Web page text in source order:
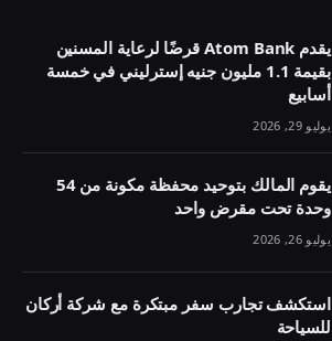
يقدم Atom Bank قرضًا لرعاية المسنين
بقيمة 1.1 مليون جنيه إسترليني في خمسة
أسابيع
يوليو 29, 2026
يقوم المالك بتوحيد محفظة مكونة من 54
وحدة تحت مقرض واحد
يوليو 26, 2026
استكشف تجارب سفر مبتكرة مع شركة أركان
للسياحة